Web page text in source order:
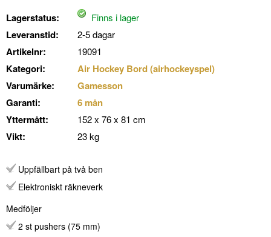
Lagerstatus: Finns i lager
Leveranstid: 2-5 dagar
Artikelnr: 19091
Kategori:
Air Hockey Bord (airhockeyspel)
Varumärke:
Gamesson
Garanti:
6 mån
Yttermått:
152 x 76 x 81 cm
Vikt: 23 kg
Uppfällbart på två ben
Elektroniskt räkneverk
Medföljer
2 st pushers (75 mm)